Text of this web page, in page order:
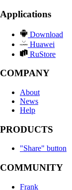
Applications
Download
Huawei
RuStore
COMPANY
About
News
Help
PRODUCTS
"Share" button
COMMUNITY
Frank